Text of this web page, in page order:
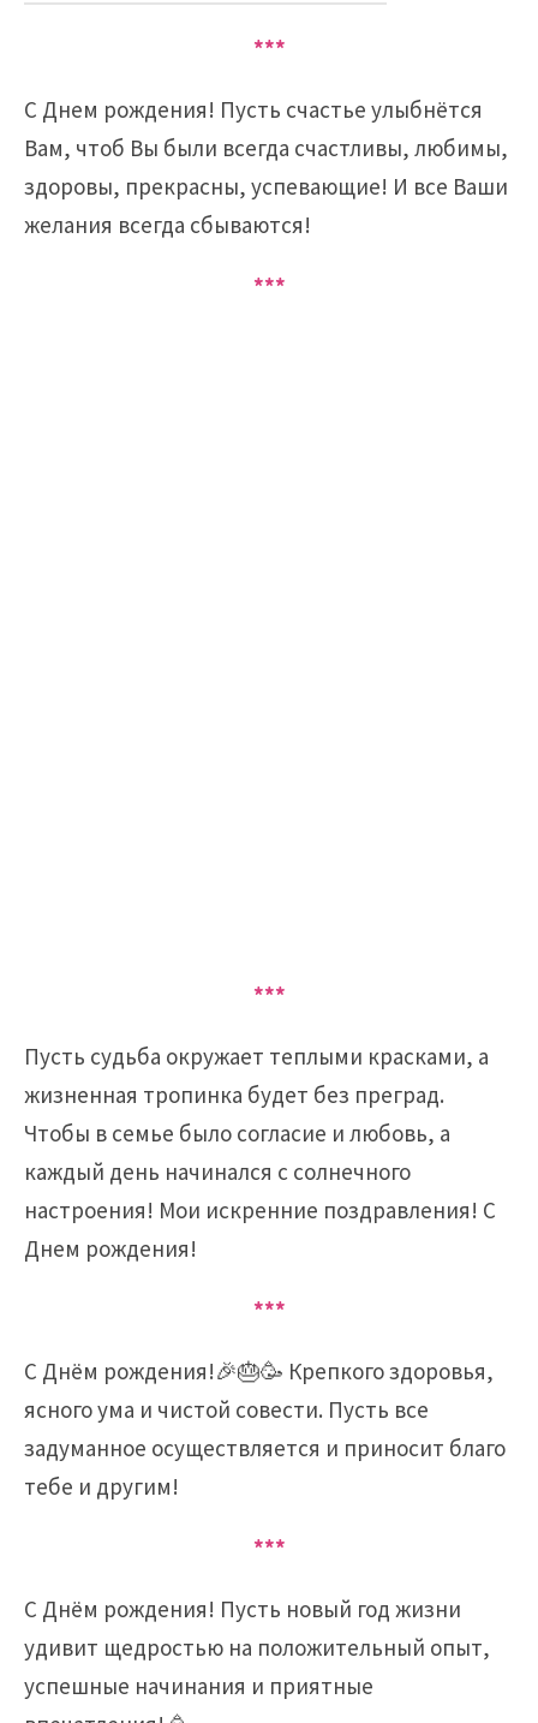
***
С Днем рождения! Пусть счастье улыбнётся
Вам, чтоб Вы были всегда счастливы, любимы,
здоровы, прекрасны, успевающие! И все Ваши
желания всегда сбываются!
***
***
Пусть судьба окружает теплыми красками, а
жизненная тропинка будет без преград.
Чтобы в семье было согласие и любовь, а
каждый день начинался с солнечного
настроения! Мои искренние поздравления! C
Днем рождения!
***
С Днём рождения!🎉🎂🥳 Крепкого здоровья,
ясного ума и чистой совести. Пусть все
задуманное осуществляется и приносит благо
тебе и другим!
***
С Днём рождения! Пусть новый год жизни
удивит щедростью на положительный опыт,
успешные начинания и приятные